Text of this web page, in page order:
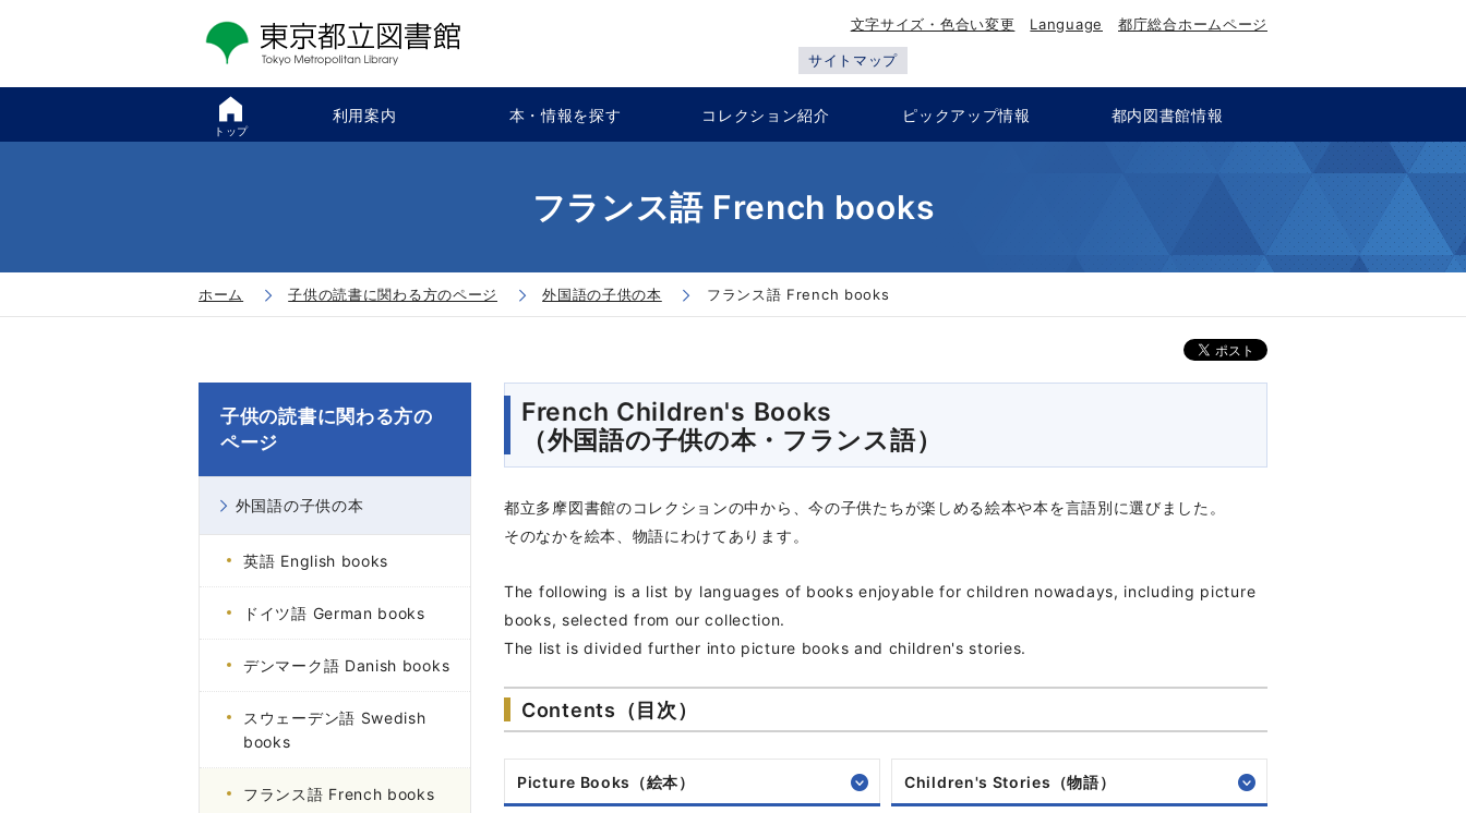
文字サイズ・色合い変更 Language 都庁総合ホームページ
サイトマップ
トップ
利用案内 本・情報を探す コレクション紹介 ピックアップ情報 都内図書館情報
フランス語 French books
ホーム 子供の読書に関わる方のページ 外国語の子供の本 フランス語 French books
French Children's Books
（外国語の子供の本・フランス語）
都立多摩図書館のコレクションの中から、今の子供たちが楽しめる絵本や本を言語別に選びました。
そのなかを絵本、物語にわけてあります。
The following is a list by languages of books enjoyable for children nowadays, including picture
books, selected from our collection.
The list is divided further into picture books and children's stories.
Contents（目次）
Picture Books（絵本） Children's Stories（物語）
子供の読書に関わる方の
ページ
外国語の子供の本
英語 English books
ドイツ語 German books
デンマーク語 Danish books
スウェーデン語 Swedish
books
フランス語 French books